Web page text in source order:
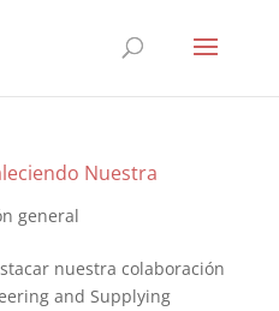
Nuestra
general
nuestra colaboración
and Supplying